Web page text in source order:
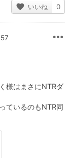
いいね 0
様はまさにNTRダ
ているのもNTR同